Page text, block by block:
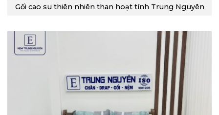
Gối cao su thiên nhiên than hoạt tính Trung Nguyên